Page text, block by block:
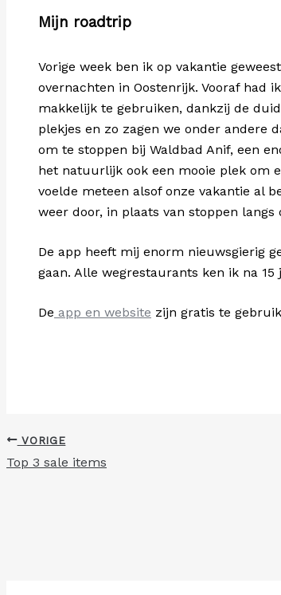
Mijn roadtrip
Vorige week ben ik op vakantie
overnachten in Oostenrijk. Vooraf had
makkelijk te gebruiken, dankzij de
plekjes en zo zagen we onder andere
om te stoppen bij Waldbad Anif, een
het natuurlijk ook een mooie plek om
voelde meteen alsof onze vakantie al
weer door, in plaats van stoppen langs
De app heeft mij enorm nieuwsgierig
gaan. Alle wegrestaurants ken ik na
De app en website zijn gratis te
VORIGE
Top 3 sale items